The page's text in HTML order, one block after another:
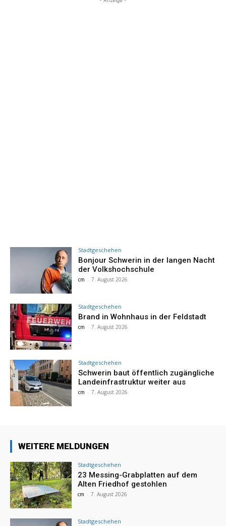
Stadtgeschehen
Bonjour Schwerin in der langen Nacht
der Volkshochschule
cm - 7. August 2026
Stadtgeschehen
Brand in Wohnhaus in der Feldstadt
cm - 7. August 2026
Stadtgeschehen
Schwerin baut öffentlich zugängliche
Landeinfrastruktur weiter aus
cm - 7. August 2026
WEITERE MELDUNGEN
Stadtgeschehen
23 Messing-Grabplatten auf dem
Alten Friedhof gestohlen
cm - 7. August 2026
Stadtgeschehen